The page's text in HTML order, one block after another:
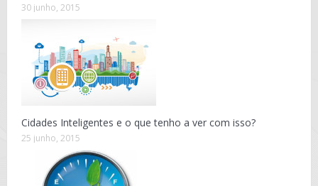
30 junho, 2015
Cidades Inteligentes e o que tenho a ver com isso?
25 junho, 2015